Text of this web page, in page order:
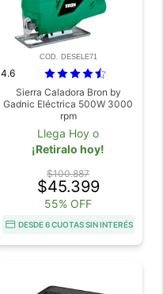
COD. DESELE71
4.6
Sierra Caladora Bron by
Gadnic Eléctrica 500W 3000
rpm
Llega Hoy o
¡Retiralo hoy!
$100.887
$45.399
55% OFF
DESDE 6 CUOTAS SIN INTERÉS